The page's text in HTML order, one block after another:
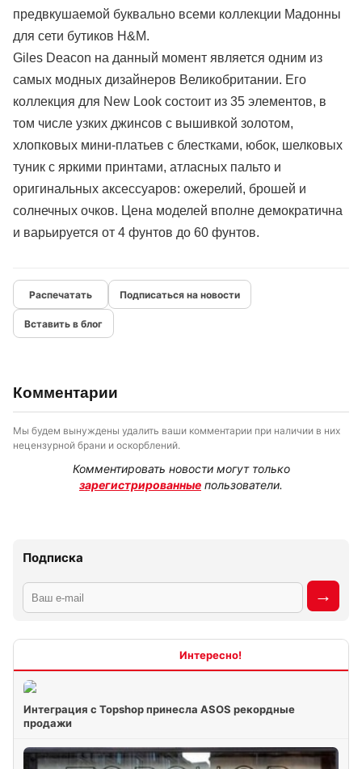
Подписка
Интеграция с Topshop принесла ASOS рекордные
продажи
предвкушаемой буквально всеми коллекции Мадонны
для сети бутиков H&M.
Giles Deacon на данный момент является одним из
самых модных дизайнеров Великобритании. Его
коллекция для New Look состоит из 35 элементов, в
том числе узких джинсов с вышивкой золотом,
хлопковых мини-платьев с блестками, юбок, шелковых
туник с яркими принтами, атласных пальто и
оригинальных аксессуаров: ожерелий, брошей и
солнечных очков. Цена моделей вполне демократична
и варьируется от 4 фунтов до 60 фунтов.
Подписаться на новости
Вставить в блог
Комментарии
Мы будем вынуждены удалить ваши комментарии при наличии в них
нецензурной брани и оскорблений.
Комментировать новости могут только
зарегистрированные пользователи.